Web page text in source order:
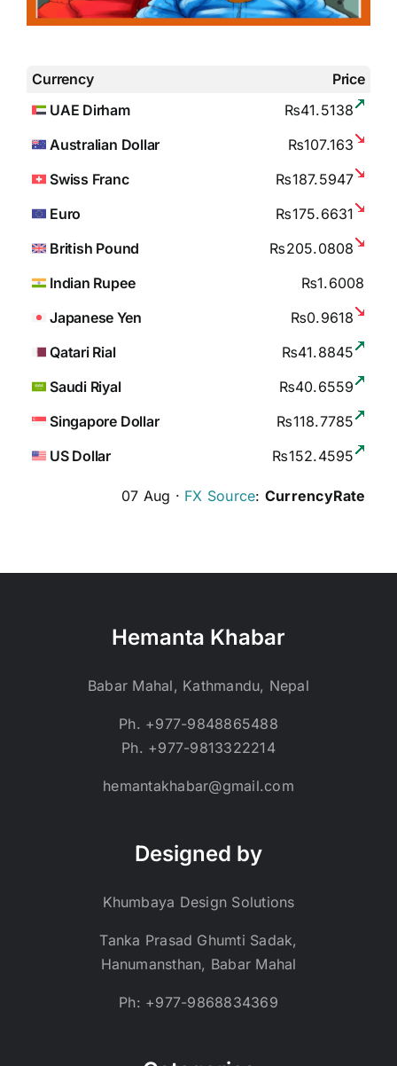
Currency
Price
UAE Dirham
₨41.5138
Australian Dollar
₨107.163
Swiss Franc
₨187.5947
Euro
₨175.6631
British Pound
₨205.0808
Indian Rupee
₨1.6008
Japanese Yen
₨0.9618
Qatari Rial
₨41.8845
Saudi Riyal
₨40.6559
Singapore Dollar
₨118.7785
US Dollar
₨152.4595
07 Aug · FX Source: CurrencyRate
Hemanta Khabar
Babar Mahal, Kathmandu, Nepal
Ph. +977-9848865488
Ph. +977-9813322214
hemantakhabar@gmail.com
Designed by
Khumbaya Design Solutions
Tanka Prasad Ghumti Sadak,
Hanumansthan, Babar Mahal
Ph: +977-9868834369